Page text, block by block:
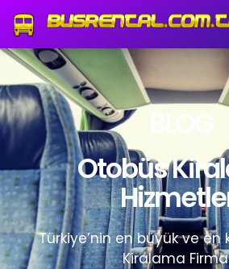
BLOG
Otobüs
Türkiye’nin en büyük ve
Kiralama